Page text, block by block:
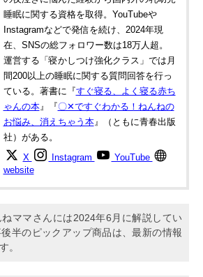
睡眠に関する資格を取得。YouTubeや
Instagramなどで発信を続け、2024年現
在、SNSの総フォロワー数は18万人超。
運営する「寝かしつけ強化クラス」では月
間200以上の睡眠に関する質問回答を行っ
ている。著書に『すぐ寝る、よく寝る赤ち
ゃんの本』『〇✕ですぐわかる！ねんねの
お悩み、消えちゃう本』（ともに青春出版
社）がある。
X Instagram
YouTube
website
ねママさんには2024年6月に解説してい
半のピックアップ商品は、最新の情報
。